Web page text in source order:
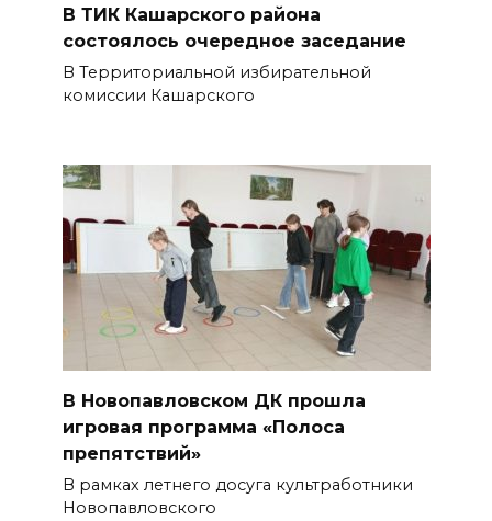
В ТИК Кашарского района
состоялось очередное заседание
В Территориальной избирательной
комиссии Кашарского
В Новопавловском ДК прошла
игровая программа «Полоса
препятствий»
В рамках летнего досуга культработники
Новопавловского